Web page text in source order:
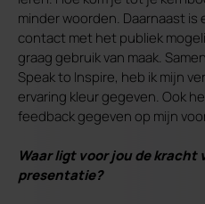
minder woorden. Daarnaast is
contact met het publiek
graag gebruik van maak.
Speak to Inspire, heb ik mijn
ervaring kleur gegeven. Ook
feedback gegeven op mijn
Waar ligt voor jou de kracht
presentatie?